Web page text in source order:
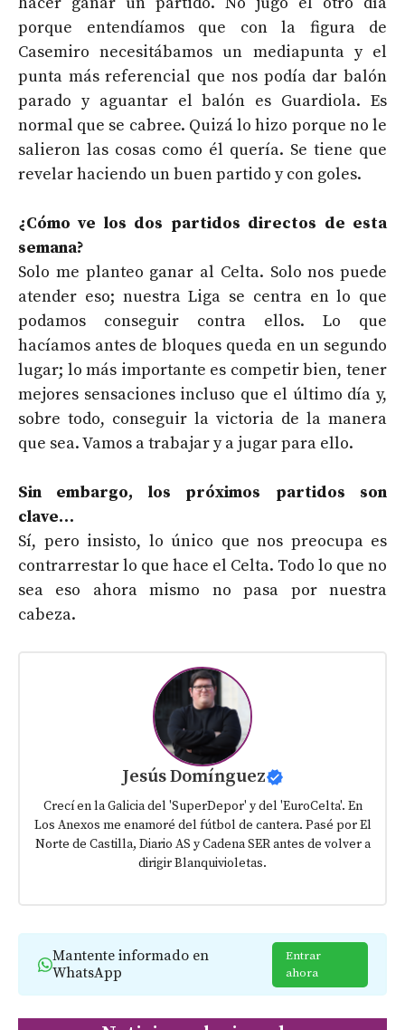
porque entendíamos que con la figura de
Casemiro necesitábamos un mediapunta y el
punta más referencial que nos podía dar balón
parado y aguantar el balón es Guardiola. Es
normal que se cabree. Quizá lo hizo porque no le
salieron las cosas como él quería. Se tiene que
revelar haciendo un buen partido y con goles.
¿Cómo ve los dos partidos directos de esta
semana?
Solo me planteo ganar al Celta. Solo nos puede
atender eso; nuestra Liga se centra en lo que
podamos conseguir contra ellos. Lo que
hacíamos antes de bloques queda en un segundo
lugar; lo más importante es competir bien, tener
mejores sensaciones incluso que el último día y,
sobre todo, conseguir la victoria de la manera
que sea. Vamos a trabajar y a jugar para ello.
Sin embargo, los próximos partidos son
clave…
Sí, pero insisto, lo único que nos preocupa es
contrarrestar lo que hace el Celta. Todo lo que no
sea eso ahora mismo no pasa por nuestra
cabeza.
Jesús Domínguez
Crecí en la Galicia del 'SuperDepor' y del 'EuroCelta'. En
Los Anexos me enamoré del fútbol de cantera. Pasé por El
Norte de Castilla, Diario AS y Cadena SER antes de volver a
dirigir Blanquivioletas.
Mantente informado en
WhatsApp
Entrar
ahora